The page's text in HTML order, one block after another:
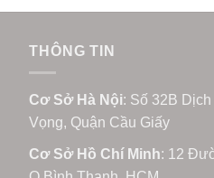
THÔNG TIN
Cơ Sở Hà Nội: Số 32B
Vọng, Quận Cầu Giấy
Cơ Sở Hồ Chí Minh: 12